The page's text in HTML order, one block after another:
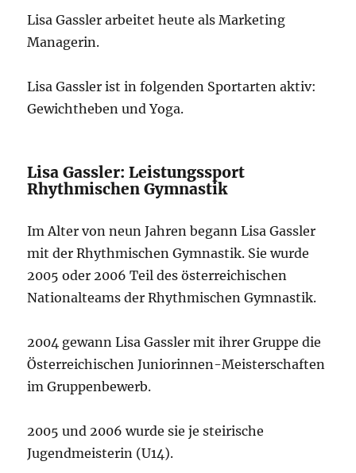
Lisa Gassler arbeitet heute als Marketing
Managerin.
Lisa Gassler ist in folgenden Sportarten aktiv:
Gewichtheben und Yoga.
Lisa Gassler: Leistungssport
Rhythmischen Gymnastik
Im Alter von neun Jahren begann Lisa Gassler
mit der Rhythmischen Gymnastik. Sie wurde
2005 oder 2006 Teil des österreichischen
Nationalteams der Rhythmischen Gymnastik.
2004 gewann Lisa Gassler mit ihrer Gruppe die
Österreichischen Juniorinnen-Meisterschaften
im Gruppenbewerb.
2005 und 2006 wurde sie je steirische
Jugendmeisterin (U14).